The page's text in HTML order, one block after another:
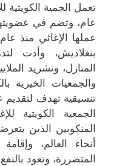
بنغلاديش، وأدت
المنازل، وتشريد
والجمعيات
تنسيقية تهدف
الجمعية الكويتية
المنكوبين الذين
أنحاء العالم،
المتضررة، وتعود